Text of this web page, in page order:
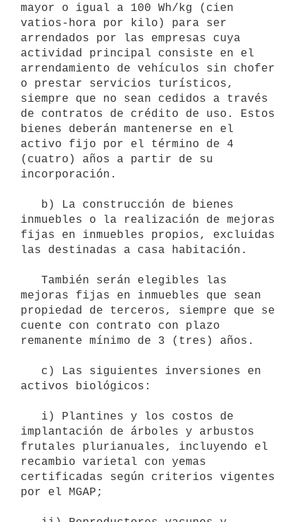
mayor o igual a 100 Wh/kg (cien
vatios-hora por kilo) para ser
arrendados por las empresas cuya
actividad principal consiste en el
arrendamiento de vehículos sin chofer
o prestar servicios turísticos,
siempre que no sean cedidos a través
de contratos de crédito de uso. Estos
bienes deberán mantenerse en el
activo fijo por el término de 4
(cuatro) años a partir de su
incorporación.
inmuebles o la realización de mejoras
fijas en inmuebles propios, excluidas
las destinadas a casa habitación.
mejoras fijas en inmuebles que sean
propiedad de terceros, siempre que se
cuente con contrato con plazo
remanente mínimo de 3 (tres) años.
activos biológicos:
implantación de árboles y arbustos
frutales plurianuales, incluyendo el
recambio varietal con yemas
certificadas según criterios vigentes
por el MGAP;